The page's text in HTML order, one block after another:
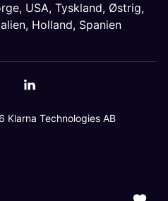
, USA, Tyskland, Østrig,
, Holland, Spanien
Technologies AB